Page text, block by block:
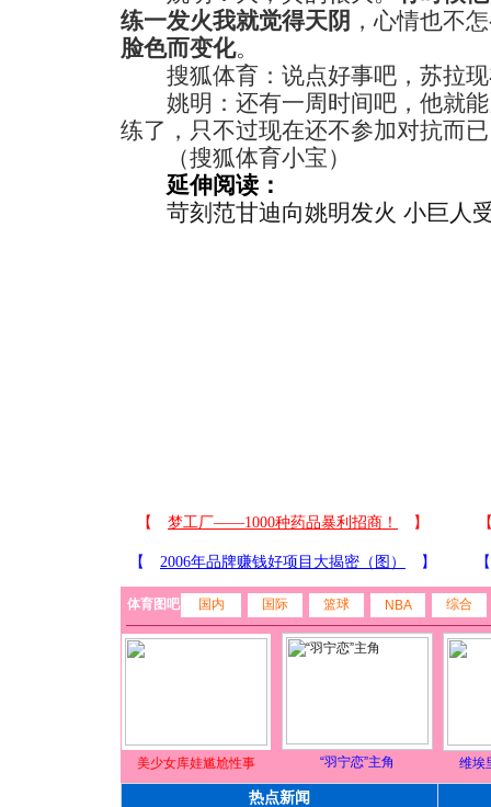
练一发火我就觉得天阴 ，心情也不
脸色而变化。
搜狐体育：说点好事吧，苏拉现
姚明：还有一周时间吧，他就能
练了，只不过现在还不参加对抗而
（搜狐体育小宝）
延伸阅读：
苛刻范甘迪向姚明发火 小巨人
体育图吧 国内 国际 篮球 NBA 综合
美少女库娃尴尬性事 “羽宁恋”主角 维埃
热点新闻